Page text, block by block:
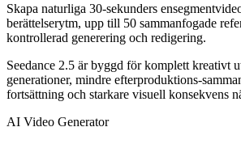
Skapa naturliga 30-sekunders
berättelserytm, upp till 50 sammanfogade
kontrollerad generering och redigering.
Seedance 2.5 är byggd för komplett kreativt
generationer, mindre efterproduktions-
fortsättning och starkare visuell konsekvens
AI Video Generator